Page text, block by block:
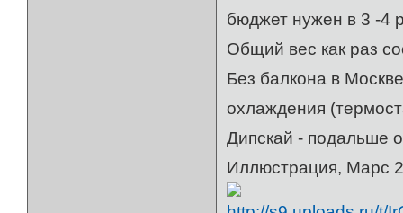
бюджет нужен в 3 -4
Общий вес как раз
Без балкона в
охлаждения
Дипскай - подальше
Иллюстрация, Марс